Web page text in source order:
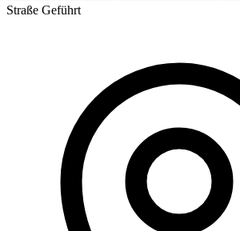
Straße Geführt